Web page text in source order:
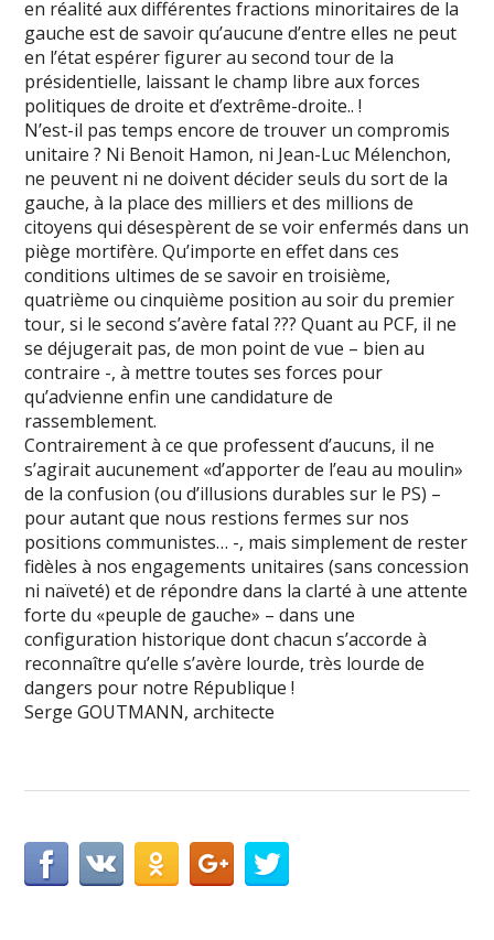
en réalité aux différentes fractions minoritaires de la
gauche est de savoir qu’aucune d’entre elles ne peut
en l’état espérer figurer au second tour de la
présidentielle, laissant le champ libre aux forces
politiques de droite et d’extrême-droite.. !
N’est-il pas temps encore de trouver un compromis
unitaire ? Ni Benoit Hamon, ni Jean-Luc Mélenchon,
ne peuvent ni ne doivent décider seuls du sort de la
gauche, à la place des milliers et des millions de
citoyens qui désespèrent de se voir enfermés dans un
piège mortifère. Qu’importe en effet dans ces
conditions ultimes de se savoir en troisième,
quatrième ou cinquième position au soir du premier
tour, si le second s’avère fatal ??? Quant au PCF, il ne
se déjugerait pas, de mon point de vue – bien au
contraire -, à mettre toutes ses forces pour
qu’advienne enfin une candidature de
rassemblement.
Contrairement à ce que professent d’aucuns, il ne
s’agirait aucunement «d’apporter de l’eau au moulin»
de la confusion (ou d’illusions durables sur le PS) –
pour autant que nous restions fermes sur nos
positions communistes… -, mais simplement de rester
fidèles à nos engagements unitaires (sans concession
ni naïveté) et de répondre dans la clarté à une attente
forte du «peuple de gauche» – dans une
configuration historique dont chacun s’accorde à
reconnaître qu’elle s’avère lourde, très lourde de
dangers pour notre République !
Serge GOUTMANN, architecte